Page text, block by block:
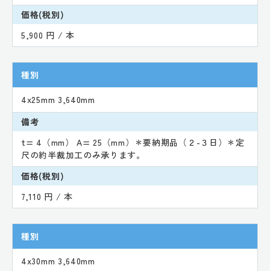
価格(税別)
5,900 円 / 本
種別
4x25mm 3,640mm
備考
t= 4（mm） A= 25（mm）＊要納期品（２-３日）＊定
尺の約半裁加工のみ承ります。
価格(税別)
7,110 円 / 本
種別
4x30mm 3,640mm